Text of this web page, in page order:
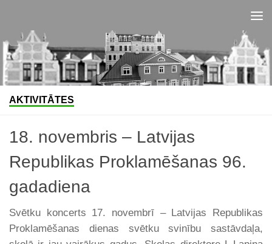
AKTIVITĀTES
18. novembris – Latvijas
Republikas Proklamēšanas 96.
gadadiena
Svētku koncerts 17. novembrī – Latvijas Republikas
Proklamēšanas dienas svētku svinību sastāvdaļa,